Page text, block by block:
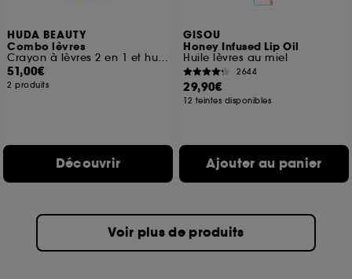
HUDA BEAUTY
Combo lèvres
Crayon à lèvres 2 en 1 et huile à lèvres
51,00€
2 produits
Découvrir
GISOU
Honey Infused Lip Oil
Huile lèvres au miel
2644
29,90€
12 teintes disponibles
Ajouter au panier
Voir plus de produits